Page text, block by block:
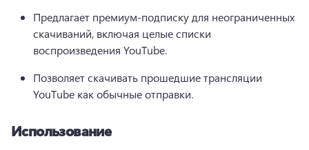
Предлагает премиум-подписку для неограниченных
скачиваний, включая целые списки
воспроизведения YouTube.
Позволяет скачивать прошедшие трансляции
YouTube как обычные отправки.
Использование